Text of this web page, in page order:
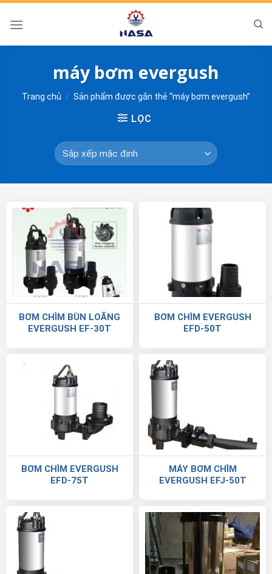
Skip
máy bơm evergush
Trang chủ / Sản phẩm được gắn thẻ “máy bơm evergush”
LỌC
BƠM CHÌM BÙN LOÃNG
EVERGUSH EF-30T
BƠM CHÌM EVERGUSH
EFD-50T
BƠM CHÌM EVERGUSH
EFD-75T
MÁY BƠM CHÌM
EVERGUSH EFJ-50T